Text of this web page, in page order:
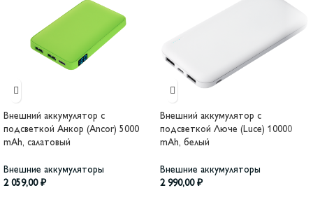
Внешний аккумулятор с
подсветкой Анкор (Ancor) 5000
mAh, салатовый
Внешние аккумуляторы
2 059,00 ₽
Внешний аккумулятор с
подсветкой Люче (Luce) 10000
mAh, белый
Внешние аккумуляторы
2 990,00 ₽